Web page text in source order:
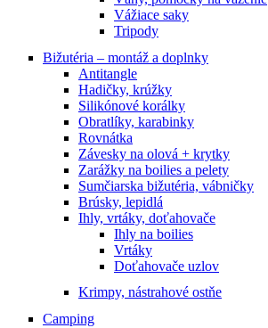
Vážiace saky
Tripody
Bižutéria – montáž a doplnky
Antitangle
Hadičky, krúžky
Silikónové korálky
Obratlíky, karabinky
Rovnátka
Závesky na olová + krytky
Zarážky na boilies a pelety
Sumčiarska bižutéria, vábničky
Brúsky, lepidlá
Ihly, vrtáky, doťahovače
Ihly na boilies
Vrtáky
Doťahovače uzlov
Krimpy, nástrahové ostňe
Camping